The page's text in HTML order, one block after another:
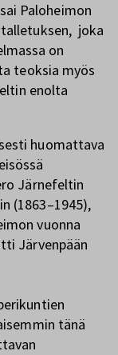
Paloheimon
joka
on
teoksia myös
enolta
huomattava
Järnefeltin
(1863–1945),
vuonna
Järvenpään
tänä